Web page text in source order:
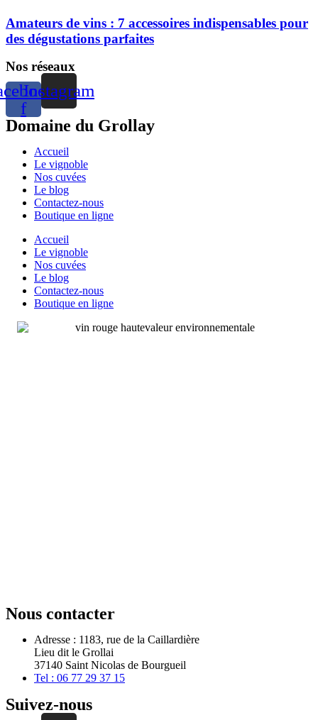
Amateurs de vins : 7 accessoires indispensables pour
des dégustations parfaites
Nos réseaux
f
Instagram
Domaine du Grollay
Accueil
Le vignoble
Nos cuvées
Le blog
Contactez-nous
Boutique en ligne
Accueil
Le vignoble
Nos cuvées
Le blog
Contactez-nous
Boutique en ligne
Nous contacter
Adresse : 1183, rue de la Caillardière
Lieu dit le Grollai
37140 Saint Nicolas de Bourgueil
Tel : 06 77 29 37 15
Suivez-nous